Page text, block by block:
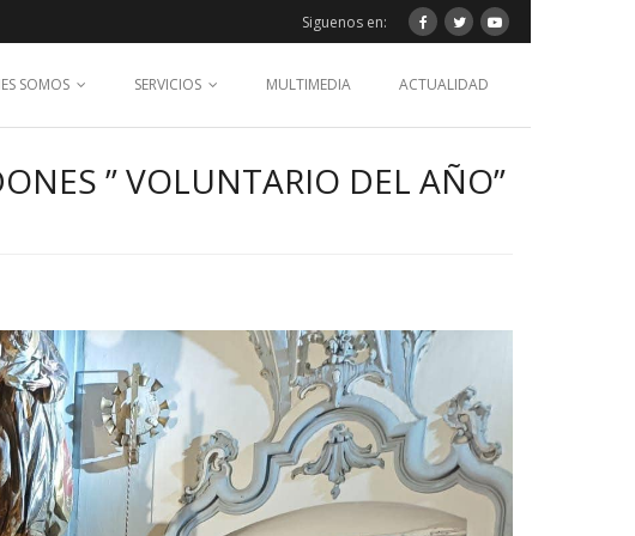
Siguenos en:
SOMOS SERVICIOS MULTIMEDIA ACTUALIDAD
” VOLUNTARIO DEL AÑO”